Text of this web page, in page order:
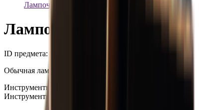
Лампочка
Лампочка
ID предмета: #
Обычная лампочка, по-видимому, еще работает.
Инструменты
Инструменты